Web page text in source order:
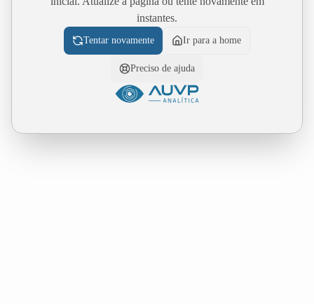
instantes.
Tentar novamente Ir para a home
Preciso de ajuda